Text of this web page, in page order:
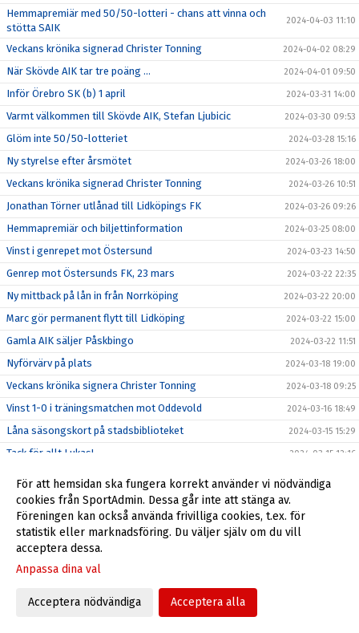
Hemmapremiär med 50/50-lotteri - chans att vinna och
stötta SAIK
2024-04-03 11:10
Veckans krönika signerad Christer Tonning 2024-04-02 08:29
När Skövde AIK tar tre poäng ... 2024-04-01 09:50
Inför Örebro SK (b) 1 april 2024-03-31 14:00
Varmt välkommen till Skövde AIK, Stefan Ljubicic 2024-03-30 09:53
Glöm inte 50/50-lotteriet 2024-03-28 15:16
Ny styrelse efter årsmötet 2024-03-26 18:00
Veckans krönika signerad Christer Tonning 2024-03-26 10:51
Jonathan Törner utlånad till Lidköpings FK 2024-03-26 09:26
Hemmapremiär och biljettinformation 2024-03-25 08:00
Vinst i genrepet mot Östersund 2024-03-23 14:50
Genrep mot Östersunds FK, 23 mars 2024-03-22 22:35
Ny mittback på lån in från Norrköping 2024-03-22 20:00
Marc gör permanent flytt till Lidköping 2024-03-22 15:00
Gamla AIK säljer Påskbingo 2024-03-22 11:51
Nyförvärv på plats 2024-03-18 19:00
Veckans krönika signera Christer Tonning 2024-03-18 09:25
Vinst 1-0 i träningsmatchen mot Oddevold 2024-03-16 18:49
Låna säsongskort på stadsbiblioteket 2024-03-15 15:29
Tack för allt Lukas! 2024-03-15 12:16
(Uppdaterad)
2024-03-13 15:00
Veckans krönika signera Christer Tonning 2024-03-12 14:33
OBS! Ny tid för årsmöte 19/3 19:00 2024-03-12 10:34
Inför IF Karlstad Fotboll (b), 9/3
Veckans krönika signerad Christer Tonning
All fotboll -25% på Intersport
För att hemsidan ska fungera korrekt använder vi nödvändiga
cookies från SportAdmin. Dessa går inte att stänga av.
Föreningen kan också använda frivilliga cookies, t.ex. för
statistik eller marknadsföring. Du väljer själv om du vill
acceptera dessa.
Anpassa dina val
Acceptera nödvändiga Acceptera alla